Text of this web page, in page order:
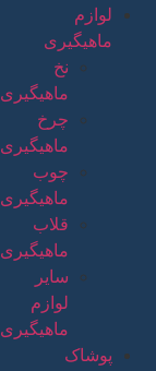
لوازم
ماهیگیری
نخ
ماهیگیری
چرخ
ماهیگیری
چوب
ماهیگیری
قلاب
ماهیگیری
سایر
لوازم
ماهیگیری
پوشاک